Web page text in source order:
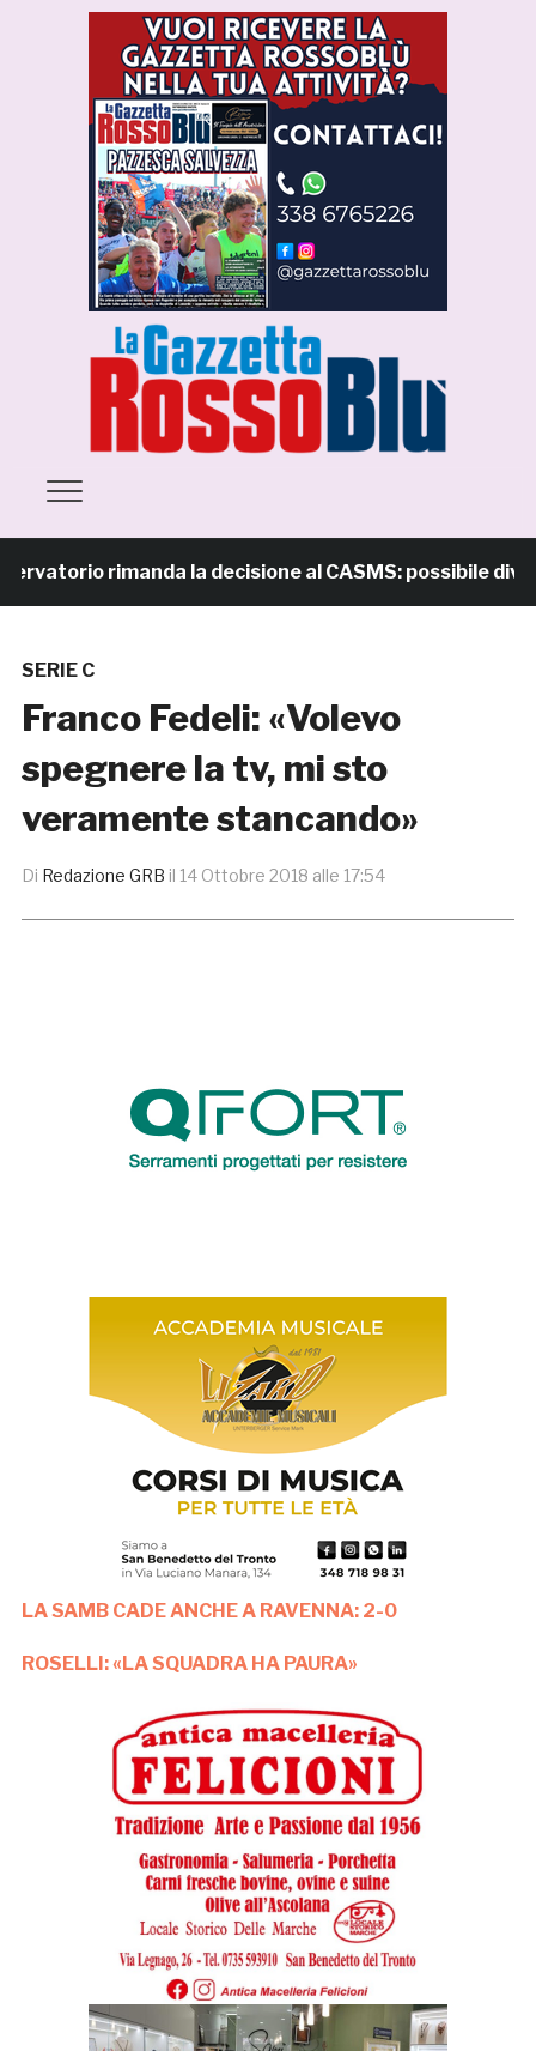
rimanda la decisione al CASMS: possibile divieto
SERIE C
Franco Fedeli: «Volevo
spegnere la tv, mi sto
veramente stancando»
Di Redazione GRB il 14 Ottobre 2018 alle 17:54
LA SAMB CADE ANCHE A RAVENNA: 2-0
ROSELLI: «LA SQUADRA HA PAURA»